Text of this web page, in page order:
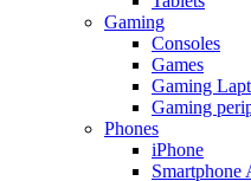
Gaming
Consoles
Games
Gaming
Gaming
Phones
iPhone
Smartphone